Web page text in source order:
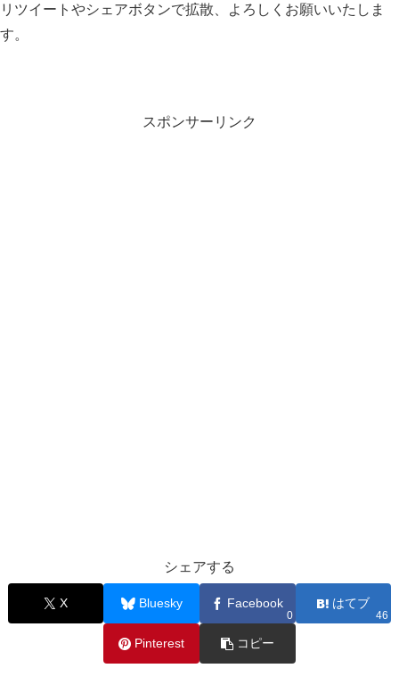
リツイートやシェアボタンで拡散、よろしくお願いいたしま
す。
スポンサーリンク
シェアする
X Bluesky Facebook
0
はてブ
46
Pinterest コピー